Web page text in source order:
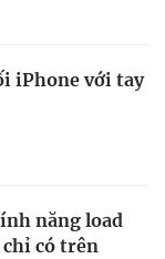
iPhone với tay
năng load
chỉ có trên